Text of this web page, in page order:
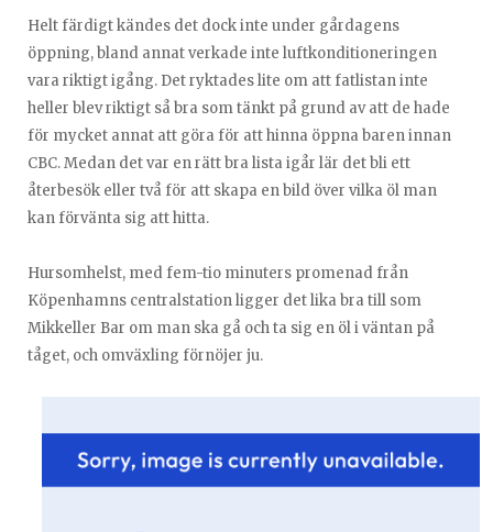
Helt färdigt kändes det dock inte under gårdagens
öppning, bland annat verkade inte luftkonditioneringen
vara riktigt igång. Det ryktades lite om att fatlistan inte
heller blev riktigt så bra som tänkt på grund av att de hade
för mycket annat att göra för att hinna öppna baren innan
CBC. Medan det var en rätt bra lista igår lär det bli ett
återbesök eller två för att skapa en bild över vilka öl man
kan förvänta sig att hitta.
Hursomhelst, med fem-tio minuters promenad från
Köpenhamns centralstation ligger det lika bra till som
Mikkeller Bar om man ska gå och ta sig en öl i väntan på
tåget, och omväxling förnöjer ju.